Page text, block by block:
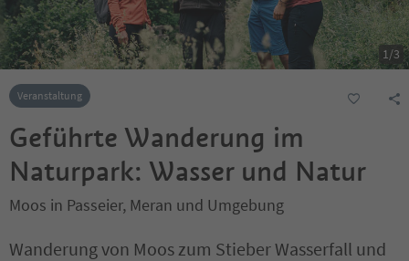
1/3
Veranstaltung
Geführte Wanderung im
Naturpark: Wasser und Natur
Moos in Passeier, Meran und Umgebung
Wanderung von Moos zum Stieber Wasserfall und